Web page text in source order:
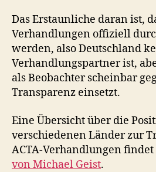
Das Erstaunliche daran ist,
Verhandlungen offiziell
werden, also Deutschland
Verhandlungspartner ist,
als Beobachter scheinbar
Transparenz einsetzt.
Eine Übersicht über die
verschiedenen Länder zur
ACTA-Verhandlungen
von Michael Geist.